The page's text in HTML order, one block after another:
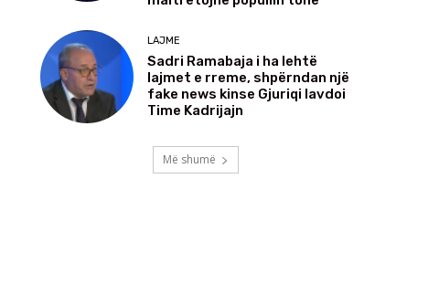
LAJME
Sadri Ramabaja i ha lehtë
lajmet e rreme, shpërndan një
fake news kinse Gjuriqi lavdoi
Time Kadrijajn
Më shumë